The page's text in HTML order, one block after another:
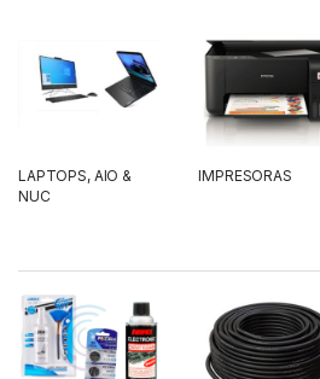
LAPTOPS, AIO &
NUC
IMPRESORAS